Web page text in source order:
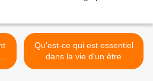
Qu'est-ce qui est essentiel
dans la vie d'un être
humain? Telle est la